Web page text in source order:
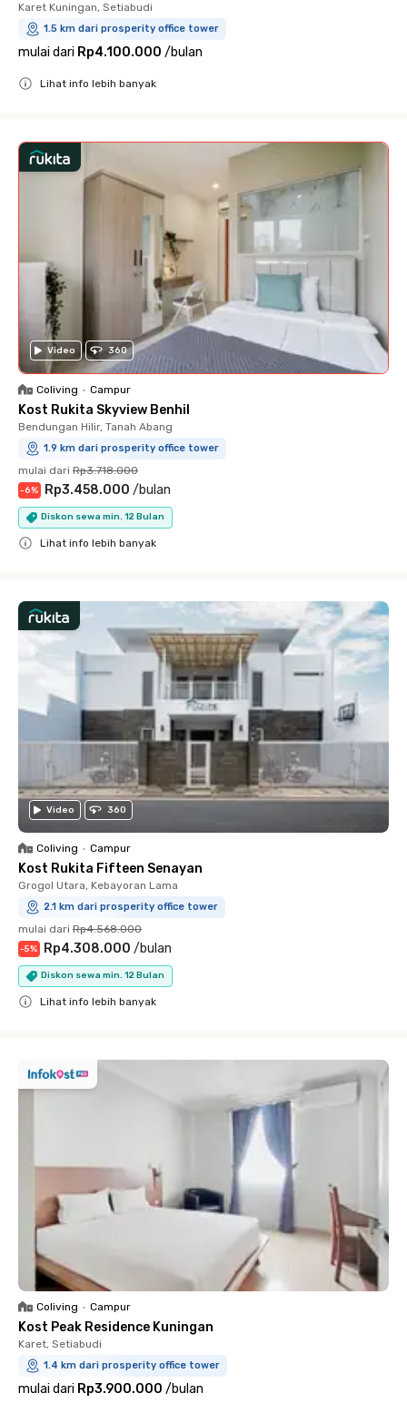
Karet Kuningan, Setiabudi
1.5 km dari prosperity office tower
mulai dari Rp4.100.000 /bulan
Lihat info lebih banyak
Video 360
Coliving • Campur
Kost Rukita Skyview Benhil
Bendungan Hilir, Tanah Abang
1.9 km dari prosperity office tower
mulai dari Rp3.718.000
-6% Rp3.458.000 /bulan
Diskon sewa min. 12 Bulan
Lihat info lebih banyak
Video 360
Coliving • Campur
Kost Rukita Fifteen Senayan
Grogol Utara, Kebayoran Lama
2.1 km dari prosperity office tower
mulai dari Rp4.568.000
-5% Rp4.308.000 /bulan
Diskon sewa min. 12 Bulan
Lihat info lebih banyak
Coliving • Campur
Kost Peak Residence Kuningan
Karet, Setiabudi
1.4 km dari prosperity office tower
mulai dari Rp3.900.000 /bulan